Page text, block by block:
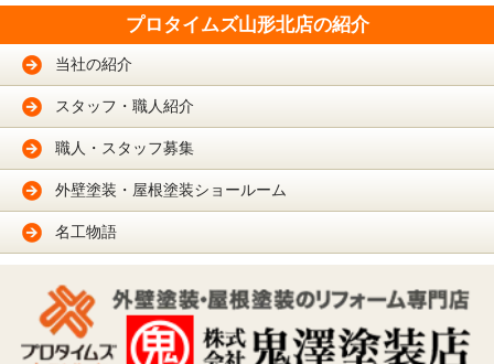
プロタイムズ山形北店の紹介
当社の紹介
スタッフ・職人紹介
職人・スタッフ募集
外壁塗装・屋根塗装ショールーム
名工物語